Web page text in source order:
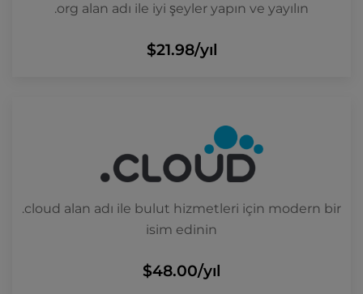
.org alan adı ile iyi şeyler yapın ve yayılın
$21.98/yıl
.cloud alan adı ile bulut hizmetleri için modern bir
isim edinin
$48.00/yıl